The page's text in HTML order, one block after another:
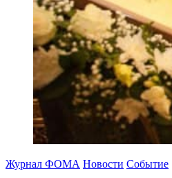
Журнал ФОМА Новости Событие